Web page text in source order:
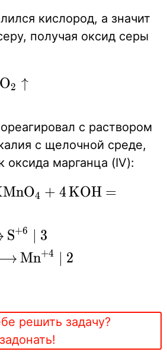
кислород, а значит
получая оксид серы
OX
2 ↑
с раствором
с щелочной среде,
оксида марганца (IV):
MnOX
4 + 4KOH =
S X
+6
3
Mn X
+4 2
решить задачу?